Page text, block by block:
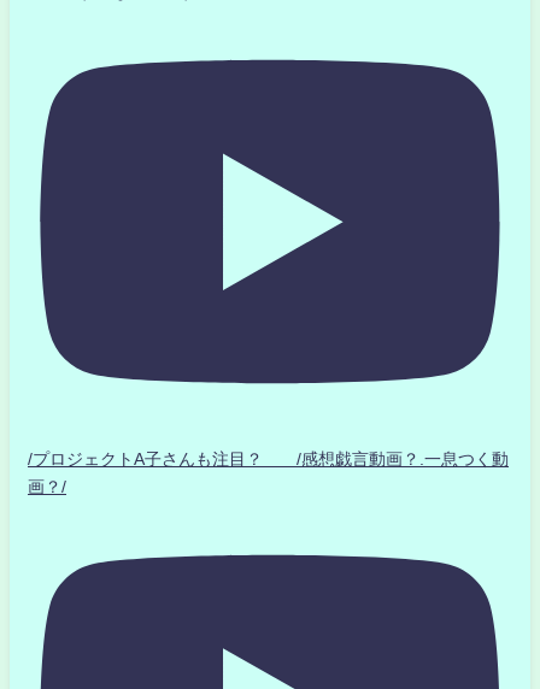
/プロジェクトA子さんも注目？ /感想戯言動画？.一息つく動
画？/